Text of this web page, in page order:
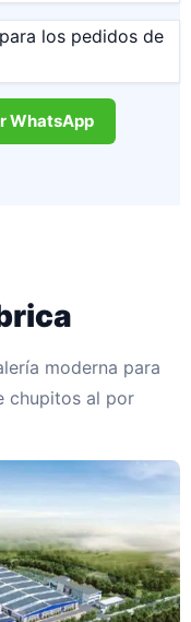
los pedidos de
WhatsApp
moderna para
chupitos al por